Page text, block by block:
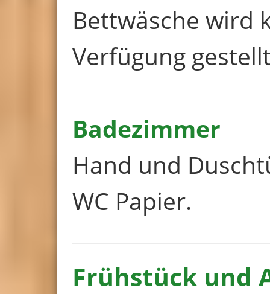
Bettwäsche wird
Verfügung
Badezimmer
Hand und
WC Papier.
Frühstück und